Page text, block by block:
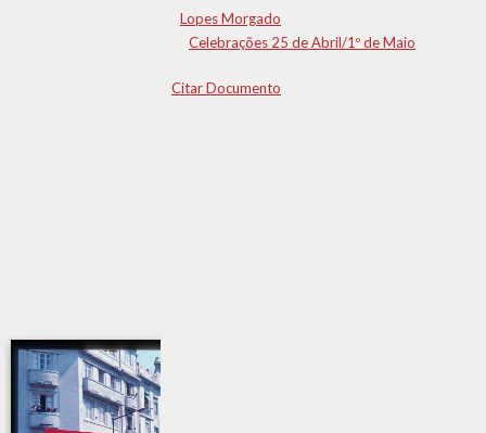
Lopes Morgado
Celebrações 25 de Abril/1º de Maio
Citar Documento